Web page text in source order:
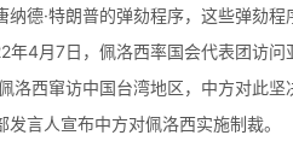
德·特朗普的弹劾程序，这些弹劾
年4月7日，佩洛西率国会代表团访
洛西窜访中国台湾地区，中方对此
言人宣布中方对佩洛西实施制裁。